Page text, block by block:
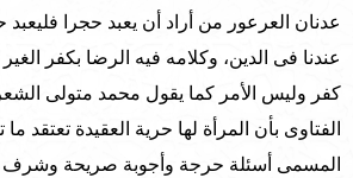
عدنان العرعور من أراد أن يعبد حجرا فليعبد
عندنا فى الدين، وكلامه فيه الرضا بكفر
كفر وليس الأمر كما يقول محمد متولى
الفتاوى بأن المرأة لها حرية العقيدة تعتقد
المسمى أسئلة حرجة وأجوبة صريحة وشرف